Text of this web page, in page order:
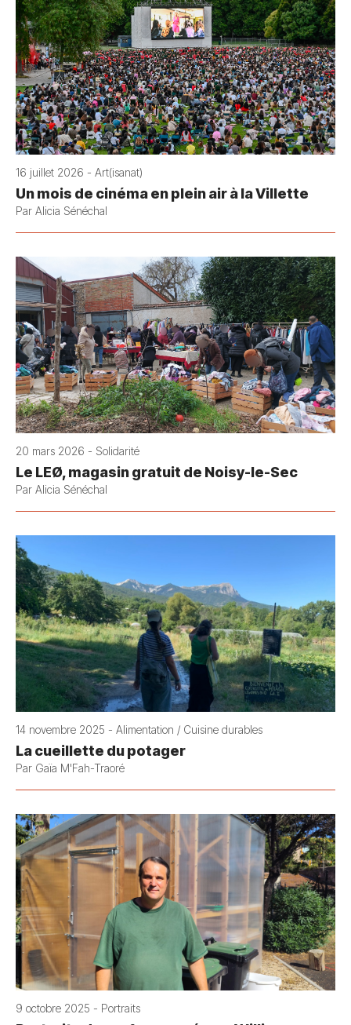
16 juillet 2026 - Art(isanat)
Un mois de cinéma en plein air à la Villette
Par Alicia Sénéchal
20 mars 2026 - Solidarité
Le LEØ, magasin gratuit de Noisy-le-Sec
Par Alicia Sénéchal
14 novembre 2025 - Alimentation / Cuisine durables
La cueillette du potager
Par Gaïa M'Fah-Traoré
9 octobre 2025 - Portraits